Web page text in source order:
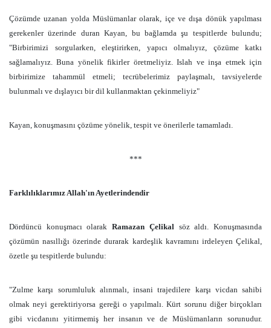
Çözümde uzanan yolda Müslümanlar olarak, içe ve dışa dönük yapılması
gerekenler üzerinde duran Kayan, bu bağlamda şu tespitlerde bulundu;
"Birbirimizi sorgularken, eleştirirken, yapıcı olmalıyız, çözüme katkı
sağlamalıyız. Buna yönelik fikirler öretmeliyiz. Islah ve inşa etmek için
birbirimize tahammül etmeli; tecrübelerimiz paylaşmalı, tavsiyelerde
bulunmalı ve dışlayıcı bir dil kullanmaktan çekinmeliyiz"
Kayan, konuşmasını çözüme yönelik, tespit ve önerilerle tamamladı.
***
Farklılıklarımız Allah'ın Ayetlerindendir
Dördüncü konuşmacı olarakRamazan Çelikal söz aldı. Konuşmasında
çözümün nasıllığı özerinde durarak kardeşlik kavramını irdeleyen Çelikal,
özetle şu tespitlerde bulundu:
"Zulme karşı sorumluluk alınmalı, insani trajedilere karşı vicdan sahibi
olmak neyi gerektiriyorsa gereği o yapılmalı. Kürt sorunu diğer birçokları
gibi vicdanını yitirmemiş her insanın ve de Müslümanların sorunudur.